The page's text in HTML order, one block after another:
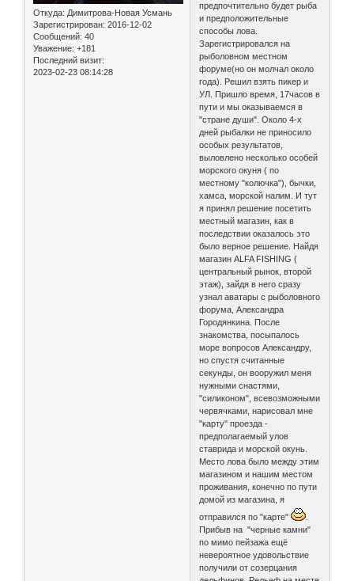
Откуда: Димитрова-Новая Усмань
Зарегистрирован: 2016-12-02
Сообщений: 40
Уважение: +181
Последний визит:
2023-02-23 08:14:28
предпочтительно будет рыба
и предположительные
способы лова.
Зарегистрировался на
рыболовном местном
форуме(но он молчал около
года). Решил взять пикер и
УЛ. Пришло время, 17часов в
пути и мы оказываемся в
"стране души". Около 4-х
дней рыбалки не приносило
особых результатов,
выловлено несколько особей
морского окуня ( по
местному "колючка"), бычки,
хамса, морской налим. И тут
я принял решение посетить
местный магазин, как в
последствии оказалось это
было верное решение. Найдя
магазин ALFA FISHING (
центральный рынок, второй
этаж), зайдя в него сразу
узнал аватары с рыболовного
форума, Александра
Городянкина. После
знакомства, посыпалось
море вопросов Александру,
но спустя считанные
секунды, он вооружил меня
нужными снастями,
"силиконом", всевозможными
червячками, нарисовал мне
"карту" проезда -
предполагаемый улов
ставрида и морской окунь.
Место лова было между этим
магазином и нашим местом
проживания, конечно по пути
домой из магазина, я
отправился по "карте"
.
Прибыв на "черные камни"
по мимо пейзажа ещё
невероятное удовольствие
получили от созерцания